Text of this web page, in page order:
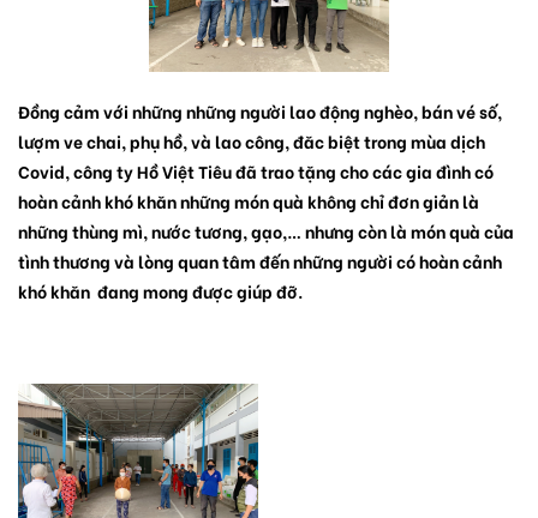
Đồng cảm với những những người lao động nghèo, bán vé số,
lượm ve chai, phụ hồ, và lao công, đăc biệt trong mùa dịch
Covid, công ty Hồ Việt Tiêu đã trao tặng cho các gia đình có
hoàn cảnh khó khăn những món quà không chỉ đơn giản là
những thùng mì, nước tương, gạo,… nhưng còn là món quà của
tình thương và lòng quan tâm đến những người có hoàn cảnh
khó khăn đang mong được giúp đỡ.